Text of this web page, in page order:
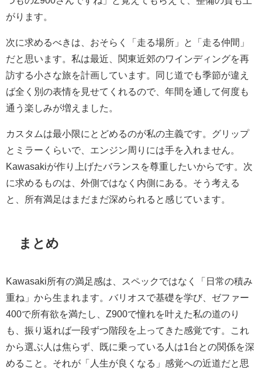
がります。
次に求めるべきは、おそらく「走る場所」と「走る仲間」
だと思います。私は最近、関東近郊のワインディングを再
訪する小さな旅を計画しています。同じ道でも季節が違え
ば全く別の表情を見せてくれるので、年間を通して何度も
通う楽しみが増えました。
カスタムは最小限にとどめるのが私の主義です。グリップ
とミラーくらいで、エンジン周りには手を入れません。
Kawasakiが作り上げたバランスを尊重したいからです。次
に求めるものは、外側ではなく内側にある。そう考える
と、所有満足はまだまだ深められると感じています。
まとめ
Kawasaki所有の満足感は、スペックではなく「日常の積み
重ね」から生まれます。バリオスで基礎を学び、ゼファー
400で所有欲を満たし、Z900で憧れを叶えた私の道のり
も、振り返れば一段ずつ階段を上ってきた感覚です。これ
から選ぶ人は焦らず、既に乗っている人は1台との関係を深
めること。それが「人生が良くなる」感覚への近道だと思